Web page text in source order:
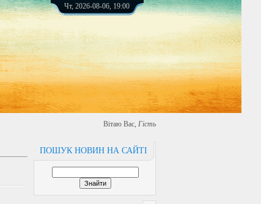
Чт, 2026-08-06, 19:00
Вітаю Вас, Гість
ПОШУК НОВИН НА САЙТІ